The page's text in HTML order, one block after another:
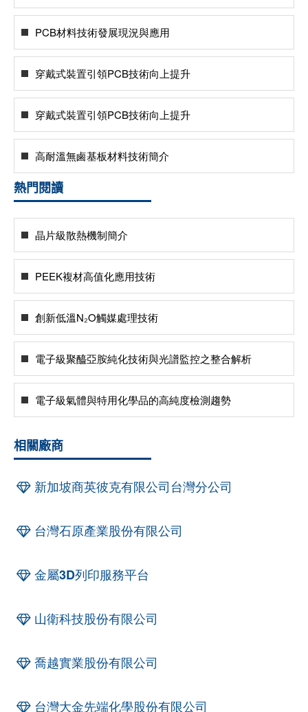
PCB材料技術發展現況與應用
穿戴式裝置引領PCB技術向上提升
穿戴式裝置引領PCB技術向上提升
高耐溫無鹵基板材料技術簡介
熱門閱讀
晶片級散熱機制簡介
PEEK複材高值化應用技術
創新低溫N₂O觸媒處理技術
電子級聚醯亞胺純化技術與光譜監控之整合解析
電子級氣體與特用化學品的高純度檢測趨勢
相關廠商
新加坡商英彼克有限公司台灣分公司
台灣石原產業股份有限公司
金屬3D列印服務平台
山衛科技股份有限公司
喬越實業股份有限公司
台灣大金先端化學股份有限公司